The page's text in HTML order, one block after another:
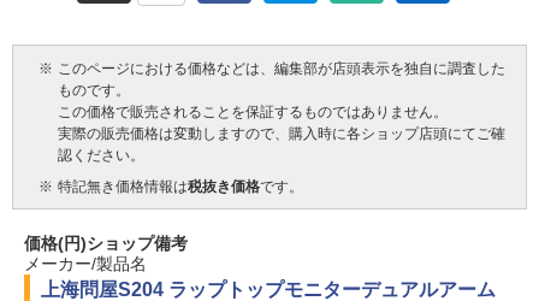
※ このページにおける価格などは、編集部が店頭表示を独自に調査した
ものです。
この価格で販売されることを保証するものではありません。
実際の販売価格は変動しますので、購入時に各ショップ店頭にてご確
認ください。
※ 特記無き価格情報は税抜き価格です。
価格(円)ショップ備考
メーカー/製品名
上海問屋S204 ラップトップモニターデュアルアーム